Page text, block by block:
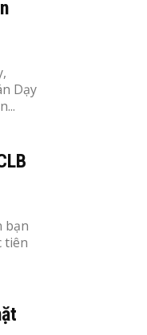
Dạy
bạn
tiên